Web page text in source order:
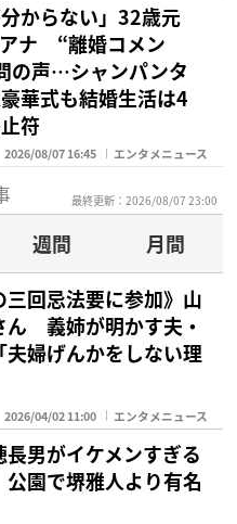
分からない」32歳元
ナ “離婚コメン
の声…シャンパンタ
華式も結婚生活は4
符
2026/08/07 16:45 エンタメニュース
最終更新：2026/08/07 23:00
週間
月間
三回忌法要に参加》山
ん 義姉が明かす夫・
夫婦げんかをしない理
2026/04/02 11:00 エンタメニュース
長男がイケメンすぎる
園で堺雅人より有名